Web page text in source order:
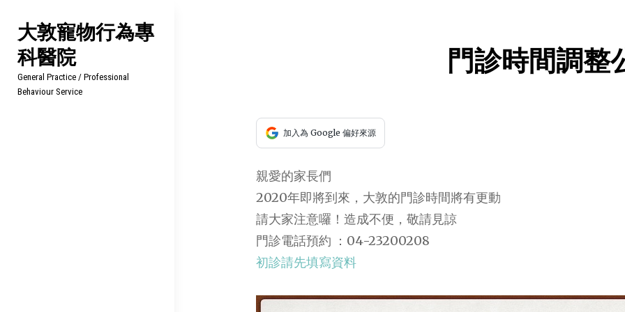
content
大敦寵物行為專
科醫院
General Practice / Professional
Behaviour Service
門診時間調整
加入為 Google 偏好來源
親愛的家長們
2020年即將到來，大敦的門診時間將有更動
請大家注意囉！造成不便，敬請見諒
門診電話預約 ：04-23200208
初診請先填寫資料
導
覽